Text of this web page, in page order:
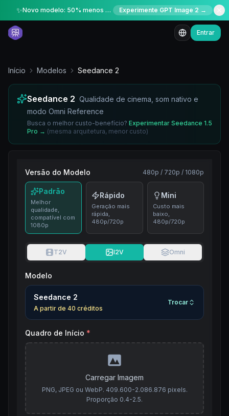
✨ Novo modelo: 50% menos créditos por tempo limitado Experimente GPT Image 2 →
Entrar
Início Modelos Seedance 2
Seedance 2 Qualidade de cinema, som nativo e
modo Omni Reference
Busca o melhor custo-benefício? Experimentar Seedance 1.5
Pro → (mesma arquitetura, menor custo)
Versão do Modelo 480p / 720p / 1080p
Padrão
Melhor
qualidade,
compatível com
1080p
Rápido
Geração mais
rápida,
480p/720p
Mini
Custo mais
baixo,
480p/720p
T2V I2V Omni
Modelo
Seedance 2
A partir de 40 créditos
Trocar
Quadro de Início *
Carregar Imagem
PNG, JPEG ou WebP. 409.600-2.086.876 pixels.
Proporção 0.4-2.5.